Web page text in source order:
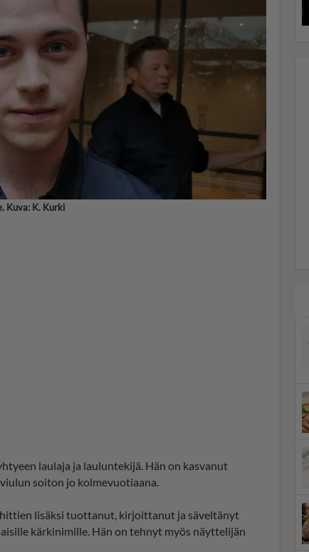
Kuva: K. Kurki
laulaja ja lauluntekijä. Hän on kasvanut
soiton jo kolmevuotiaana.
lisäksi tuottanut, kirjoittanut ja säveltänyt
kärkinimille. Hän on tehnyt myös näyttelijän